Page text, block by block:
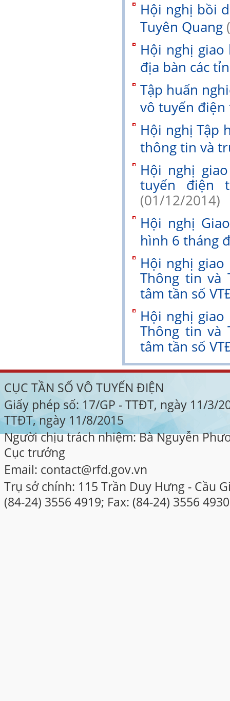
Hội nghị bồi
Tuyên Quang
Hội nghị
địa bàn các
Tập huấn
vô tuyến điện
Hội nghị Tập
thông tin và
Hội nghị
tuyến điện
(01/12/2014)
Hội nghị
hình 6 tháng
Hội nghị
Thông tin và
tâm tần số
Hội nghị
Thông tin và
tâm tần số
CỤC TẦN SỐ VÔ TUYẾN ĐIỆN
Giấy phép số: 17/GP - TTĐT, ngày 11/3/
TTĐT, ngày 11/8/2015
Người chịu trách nhiệm: Bà Nguyễn
Cục trưởng
Email: contact@rfd.gov.vn
Trụ sở chính: 115 Trần Duy Hưng - Cầu
(84-24) 3556 4919; Fax: (84-24) 3556 4930